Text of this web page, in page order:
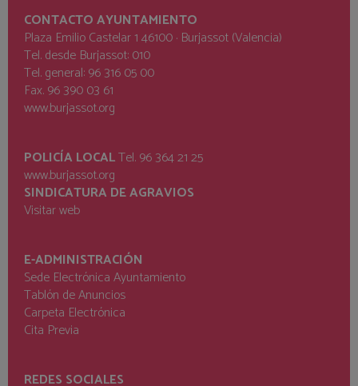
CONTACTO AYUNTAMIENTO
Plaza Emilio Castelar 1 46100 · Burjassot (Valencia)
Tel. desde Burjassot: 010
Tel. general: 96 316 05 00
Fax. 96 390 03 61
www.burjassot.org
POLICÍA LOCALTel. 96 364 21 25
www.burjassot.org
SINDICATURA DE AGRAVIOS
Visitar web
E-ADMINISTRACIÓN
Sede Electrónica Ayuntamiento
Tablón de Anuncios
Carpeta Electrónica
Cita Previa
REDES SOCIALES